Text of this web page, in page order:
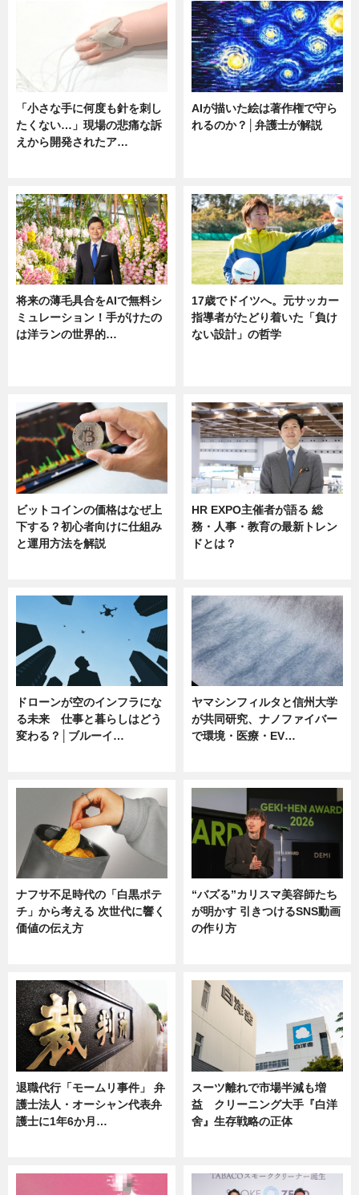
「小さな手に何度も針を刺し
たくない…」現場の悲痛な訴
えから開発されたア…
AIが描いた絵は著作権で守ら
れるのか？│弁護士が解説
将来の薄毛具合をAIで無料シ
ミュレーション！手がけたの
は洋ランの世界的…
17歳でドイツへ。元サッカー
指導者がたどり着いた「負け
ない設計」の哲学
ビットコインの価格はなぜ上
下する？初心者向けに仕組み
と運用方法を解説
HR EXPO主催者が語る 総
務・人事・教育の最新トレン
ドとは？
ドローンが空のインフラにな
る未来 仕事と暮らしはどう
変わる？│ブルーイ…
ヤマシンフィルタと信州大学
が共同研究、ナノファイバー
で環境・医療・EV…
ナフサ不足時代の「白黒ポテ
チ」から考える 次世代に響く
価値の伝え方
“バズる”カリスマ美容師たち
が明かす 引きつけるSNS動画
の作り方
退職代行「モームリ事件」 弁
護士法人・オーシャン代表弁
護士に1年6か月…
スーツ離れで市場半減も増
益 クリーニング大手『白洋
舍』生存戦略の正体